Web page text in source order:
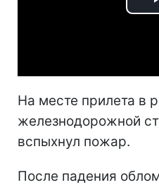
На месте прилета в
железнодорожной
вспыхнул пожар.
После падения